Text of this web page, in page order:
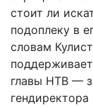
стоит ли
подоплеку в
словам
главы НТВ —